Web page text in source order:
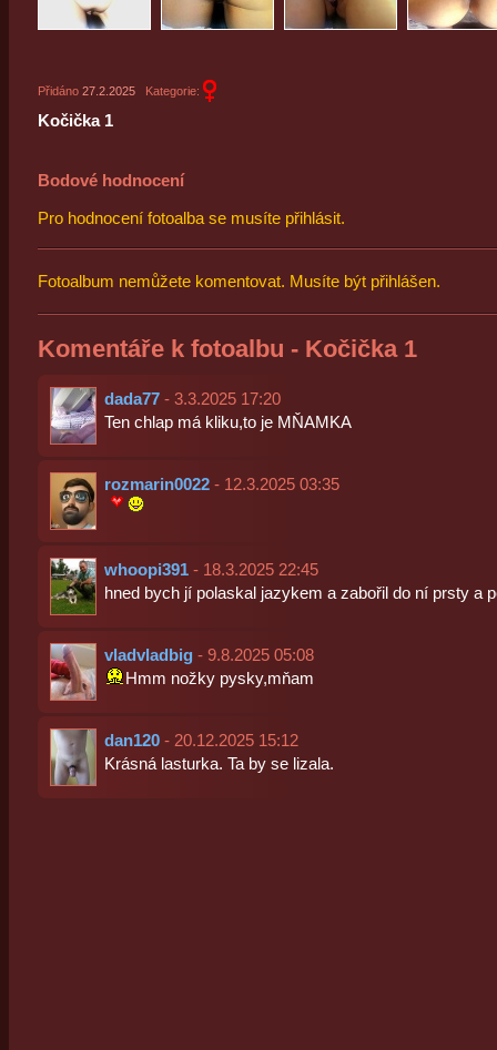
Přidáno 27.2.2025 Kategorie:
Kočička 1
Bodové hodnocení
Pro hodnocení fotoalba se musíte přihlásit.
Fotoalbum nemůžete komentovat. Musíte být přihlášen.
Komentáře k fotoalbu - Kočička 1
dada77- 3.3.2025 17:20
Ten chlap má kliku,to je MŇAMKA
rozmarin0022- 12.3.2025 03:35
whoopi391- 18.3.2025 22:45
hned bych jí polaskal jazykem a zabořil do ní prsty a
vladvladbig- 9.8.2025 05:08
Hmm nožky pysky,mňam
dan120- 20.12.2025 15:12
Krásná lasturka. Ta by se lizala.